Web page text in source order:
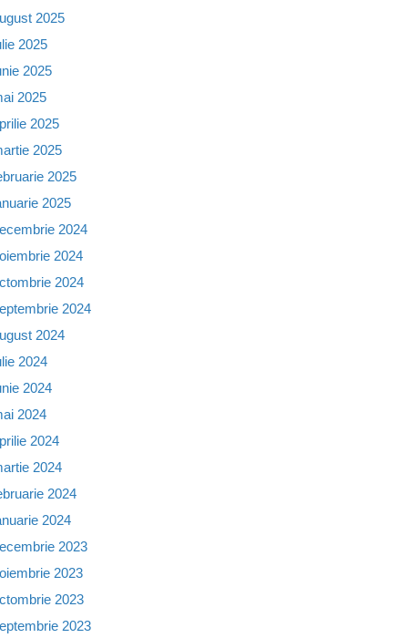
2025
2025
2025
2025
2025
2025
2025
2025
2024
2024
2024
2024
2024
2024
2024
2024
2024
2024
2024
2024
2023
2023
2023
2023